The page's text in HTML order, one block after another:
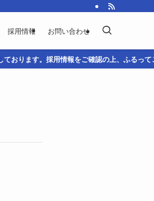
採用情報 お問い合わせ
ます。採用情報をご確認の上、ふるってご応